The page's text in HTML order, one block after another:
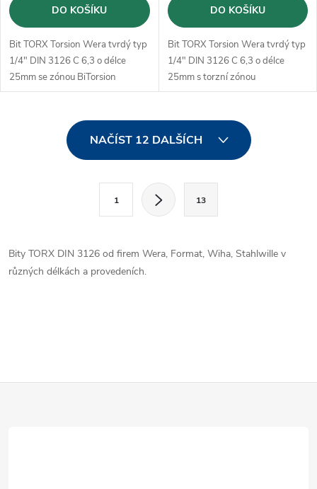
DO KOŠÍKU
Bit TORX Torsion Wera tvrdý typ
1/4" DIN 3126 C 6,3 o délce
25mm se zónou BiTorsion
DO KOŠÍKU
Bit TORX Torsion Wera tvrdý typ
1/4" DIN 3126 C 6,3 o délce
25mm s torzní zónou
d
a
r
NAČÍST 12 DALŠÍCH
á
n
1 13
Bity TORX DIN 3126 od firem Wera, Format, Wiha, Stahlwille v
různých délkách a provedeních.